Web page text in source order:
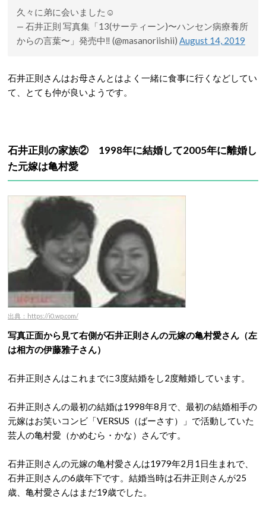
久々に弟に会いました☺️
— 石井正則 写真集「13(サーティーン)〜ハンセン病療養所
からの言葉〜」発売中‼️ (@masanoriishii) August 14, 2019
石井正則さんはお母さんとはよく一緒に食事に行くなどしてい
て、とても仲が良いようです。
石井正則の家族② 1998年に結婚して2005年に離婚し
た元嫁は亀村愛
出典：https://i0.wp.com/
写真正面から見て右側が石井正則さんの元嫁の亀村愛さん（左
は相方の伊藤雅子さん）
石井正則さんはこれまでに3度結婚をし2度離婚しています。
石井正則さんの最初の結婚は1998年8月で、最初の結婚相手の
元嫁はお笑いコンビ「VERSUS（ばーさす）」で活動していた
芸人の亀村愛（かめむら・かな）さんです。
石井正則さんの元嫁の亀村愛さんは1979年2月1日生まれで、
石井正則さんの6歳年下です。結婚当時は石井正則さんが25
歳、亀村愛さんはまだ19歳でした。